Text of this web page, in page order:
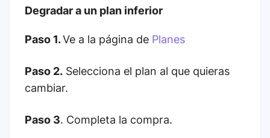
Degradar a un plan inferior
Paso 1.Ve a la página de Planes
Paso 2. Selecciona el plan al que quieras
cambiar.
Paso 3. Completa la compra.